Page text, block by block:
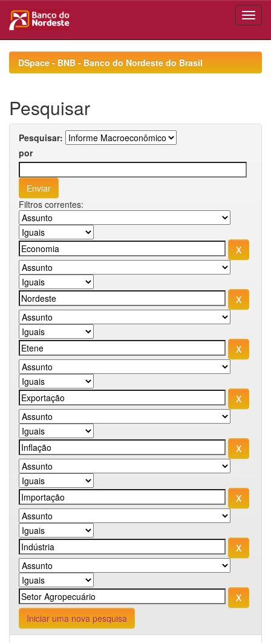
navigationDSpace - BNB - Banco do Nordeste do Brasil
Pesquisar
Pesquisar:
por
Filtros correntes:
Iniciar uma nova pesquisa